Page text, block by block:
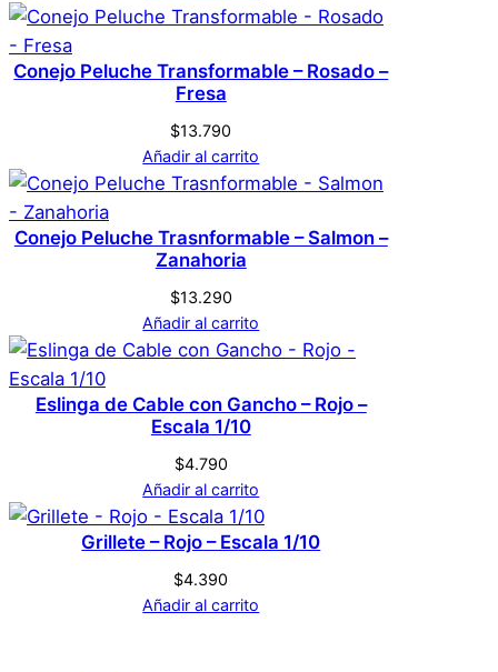
Color Rojo
No hay valoraciones aún. Solo los usuarios
registrados que hayan comprado este
producto pueden hacer una valoración.
Conejo Peluche Transformable – Rosado –
Fresa
$13.790
Añadir al carrito
Conejo Peluche Trasnformable – Salmon –
Zanahoria
$13.290
Añadir al carrito
Eslinga de Cable con Gancho – Rojo –
Escala 1/10
$4.790
Añadir al carrito
Grillete – Rojo – Escala 1/10
$4.390
Añadir al carrito